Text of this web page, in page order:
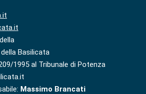
Basilicata
1995 al Tribunale di Potenza
Massimo Brancati